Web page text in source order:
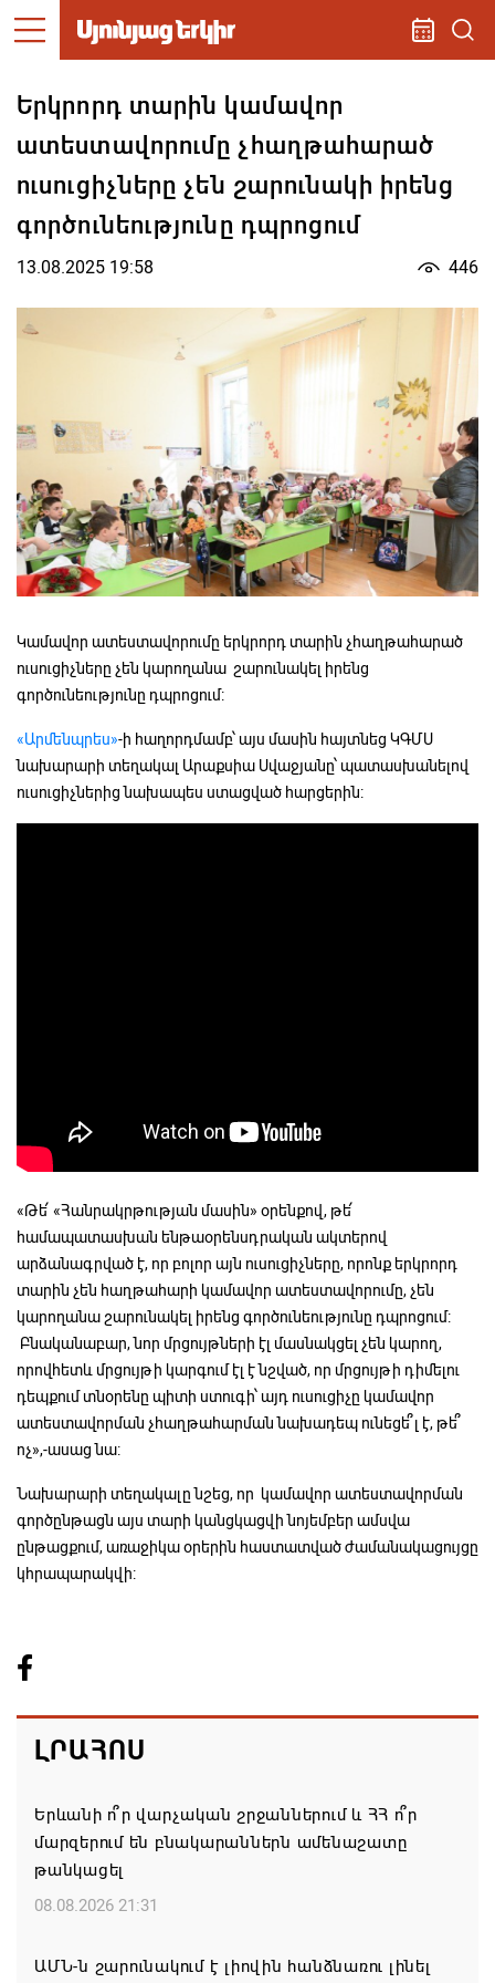
Երկրորդ տարին կամավոր
ատեստավորումը չհաղթահարած
ուսուցիչները չեն շարունակի իրենց
գործունեությունը դպրոցում
13.08.2025 19:58 446
Կամավոր ատեստավորումը երկրորդ տարին չհաղթահարած
ուսուցիչները չեն կարողանա շարունակել իրենց
գործունեությունը դպրոցում:
«Արմենպրես»-ի հաղորդմամբ՝ այս մասին հայտնեց ԿԳՄՍ
նախարարի տեղակալ Արաքսիա Սվաջյանը՝ պատասխանելով
ուսուցիչներից նախապես ստացված հարցերին:
«Թե՛ «Հանրակրթության մասին» օրենքով, թե՛
համապատասխան ենթաօրենսդրական ակտերով
արձանագրված է, որ բոլոր այն ուսուցիչները, որոնք երկրորդ
տարին չեն հաղթահարի կամավոր ատեստավորումը, չեն
կարողանա շարունակել իրենց գործունեությունը դպրոցում:
Բնականաբար, նոր մրցույթների էլ մասնակցել չեն կարող,
որովհետև մրցույթի կարգում էլ է նշված, որ մրցույթի դիմելու
դեպքում տնօրենը պիտի ստուգի՝ այդ ուսուցիչը կամավոր
ատեստավորման չհաղթահարման նախադեպ ունեցե՞լ է, թե՞
ոչ»,-ասաց նա:
Նախարարի տեղակալը նշեց, որ կամավոր ատեստավորման
գործընթացն այս տարի կանցկացվի նոյեմբեր ամսվա
ընթացքում, առաջիկա օրերին հաստատված ժամանակացույցը
կհրապարակվի:
ԼՐԱՀՈՍ
Երևանի ո՞ր վարչական շրջաններում և ՀՀ ո՞ր
մարզերում են բնակարաններն ամենաշատը
թանկացել
08.08.2026 21:31
ԱՄՆ-ն շարունակում է լիովին հանձնառու լինել